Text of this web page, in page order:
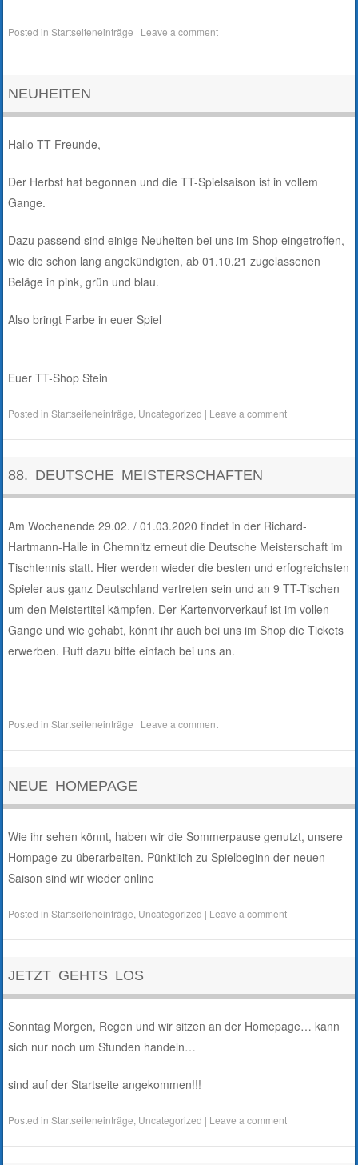
Posted inStartseiteneinträge | Leave a comment
NEUHEITEN
Hallo TT-Freunde,
Der Herbst hat begonnen und die TT-Spielsaison ist in vollem
Gange.
Dazu passend sind einige Neuheiten bei uns im Shop eingetroffen,
wie die schon lang angekündigten, ab 01.10.21 zugelassenen
Beläge in pink, grün und blau.
Also bringt Farbe in euer Spiel
Euer TT-Shop Stein
Posted inStartseiteneinträge Uncategorized | Leave a comment
88. DEUTSCHE MEISTERSCHAFTEN
Am Wochenende 29.02. / 01.03.2020 findet in der Richard-
Hartmann-Halle in Chemnitz erneut die Deutsche Meisterschaft im
Tischtennis statt. Hier werden wieder die besten und erfogreichsten
Spieler aus ganz Deutschland vertreten sein und an 9 TT-Tischen
um den Meistertitel kämpfen. Der Kartenvorverkauf ist im vollen
Gange und wie gehabt, könnt ihr auch bei uns im Shop die Tickets
erwerben. Ruft dazu bitte einfach bei uns an.
Posted inStartseiteneinträge | Leave a comment
NEUE HOMEPAGE
Wie ihr sehen könnt, haben wir die Sommerpause genutzt, unsere
Hompage zu überarbeiten. Pünktlich zu Spielbeginn der neuen
Saison sind wir wieder online
Posted inStartseiteneinträge Uncategorized | Leave a comment
JETZT GEHTS LOS
Sonntag Morgen, Regen und wir sitzen an der Homepage… kann
sich nur noch um Stunden handeln…
sind auf der Startseite angekommen!!!
Posted inStartseiteneinträge Uncategorized | Leave a comment